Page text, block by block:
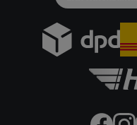
Gesamtbetrag 212.10 €,
Jahreszins 10.99% p.a.
Digital Deutschland
74206 Bad Wimpfen.
Lidl Plus
Versandkostenfrei-
den in der